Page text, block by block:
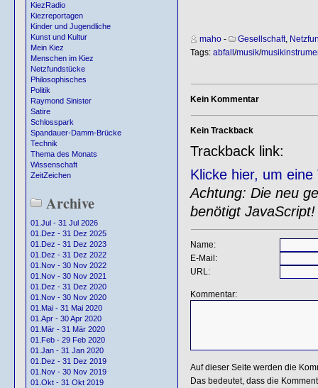
KiezRadio
Kiezreportagen
Kinder und Jugendliche
Kunst und Kultur
Mein Kiez
Menschen im Kiez
Netzfundstücke
Philosophisches
Politik
Raymond Sinister
Satire
Schlosspark
Spandauer-Damm-Brücke
Technik
Thema des Monats
Wissenschaft
ZeitZeichen
Archive
01.Jul - 31 Jul 2026
01.Dez - 31 Dez 2025
01.Dez - 31 Dez 2023
01.Dez - 31 Dez 2022
01.Nov - 30 Nov 2022
01.Nov - 30 Nov 2021
01.Dez - 31 Dez 2020
01.Nov - 30 Nov 2020
01.Mai - 31 Mai 2020
01.Apr - 30 Apr 2020
01.Mär - 31 Mär 2020
01.Feb - 29 Feb 2020
01.Jan - 31 Jan 2020
01.Dez - 31 Dez 2019
01.Nov - 30 Nov 2019
01.Okt - 31 Okt 2019
maho- Gesellschaft,
Tags: abfall/musik/
Kein Kommentar
Kein Trackback
Trackback link:
Klicke hier, um
Achtung: Die neu
benötigt JavaScript!
Name:
E-Mail:
URL:
Kommentar:
Auf dieser Seite werden die
Das bedeutet, dass die